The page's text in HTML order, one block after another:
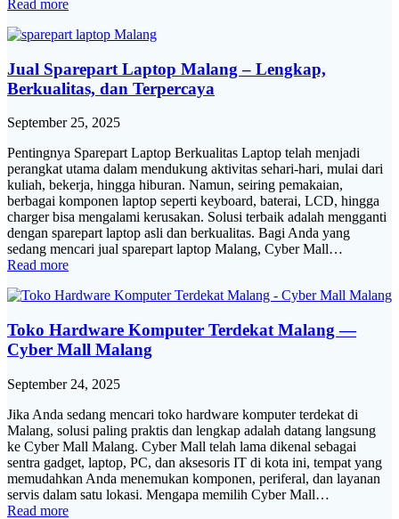
Read more
Jual Sparepart Laptop Malang – Lengkap,
Berkualitas, dan Terpercaya
September 25, 2025
Pentingnya Sparepart Laptop Berkualitas Laptop telah menjadi
perangkat utama dalam mendukung aktivitas sehari-hari, mulai dari
kuliah, bekerja, hingga hiburan. Namun, seiring pemakaian,
berbagai komponen laptop seperti keyboard, baterai, LCD, hingga
charger bisa mengalami kerusakan. Solusi terbaik adalah mengganti
dengan sparepart laptop asli dan berkualitas. Bagi Anda yang
sedang mencari jual sparepart laptop Malang, Cyber Mall…
Read more
Toko Hardware Komputer Terdekat Malang —
Cyber Mall Malang
September 24, 2025
Jika Anda sedang mencari toko hardware komputer terdekat di
Malang, solusi paling praktis dan lengkap adalah datang langsung
ke Cyber Mall Malang. Cyber Mall telah lama dikenal sebagai
sentra gadget, laptop, PC, dan aksesoris IT di kota ini, tempat yang
memudahkan Anda menemukan komponen, periferal, dan layanan
servis dalam satu lokasi. Mengapa memilih Cyber Mall…
Read more